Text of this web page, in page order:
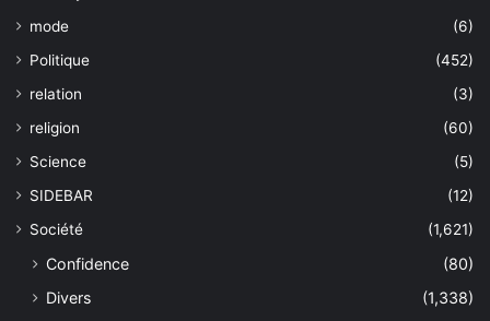
mode
(6)
Politique
(452)
relation
(3)
religion
(60)
Science
(5)
SIDEBAR
(12)
Société
(1,621)
Confidence
(80)
Divers
(1,338)